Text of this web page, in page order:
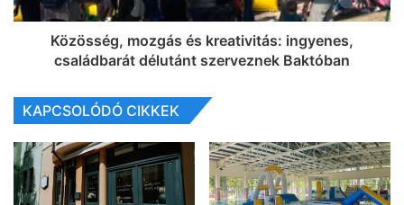
Közösség, mozgás és kreativitás: ingyenes,
családbarát délutánt szerveznek Baktóban
KAPCSOLÓDÓ CIKKEK